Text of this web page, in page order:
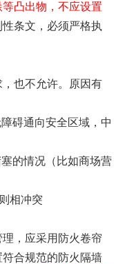
凸出物，不应设置
条文，必须严格执
也不允许。原因有
碍通向安全区域，中
的情况（比如商场营
相冲突
，应采用防火卷帘
符合规范的防火隔墙